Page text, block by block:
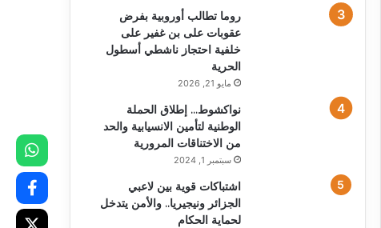
روما تطالب أوروبية بفرض
عقوبات على بن غفير على
خلفية احتجاز ناشطي أسطول
الحرية
مايو 21, 2026
نواكشوط… إطلاق الحملة
الوطنية لتأمين الانسيابية والحد
من الاختناقات المرورية
سبتمبر 1, 2024
اشتباكات قوية بين لاعبي
الجزائر ونيجيريا.. والأمن يتدخل
لحماية الحكام